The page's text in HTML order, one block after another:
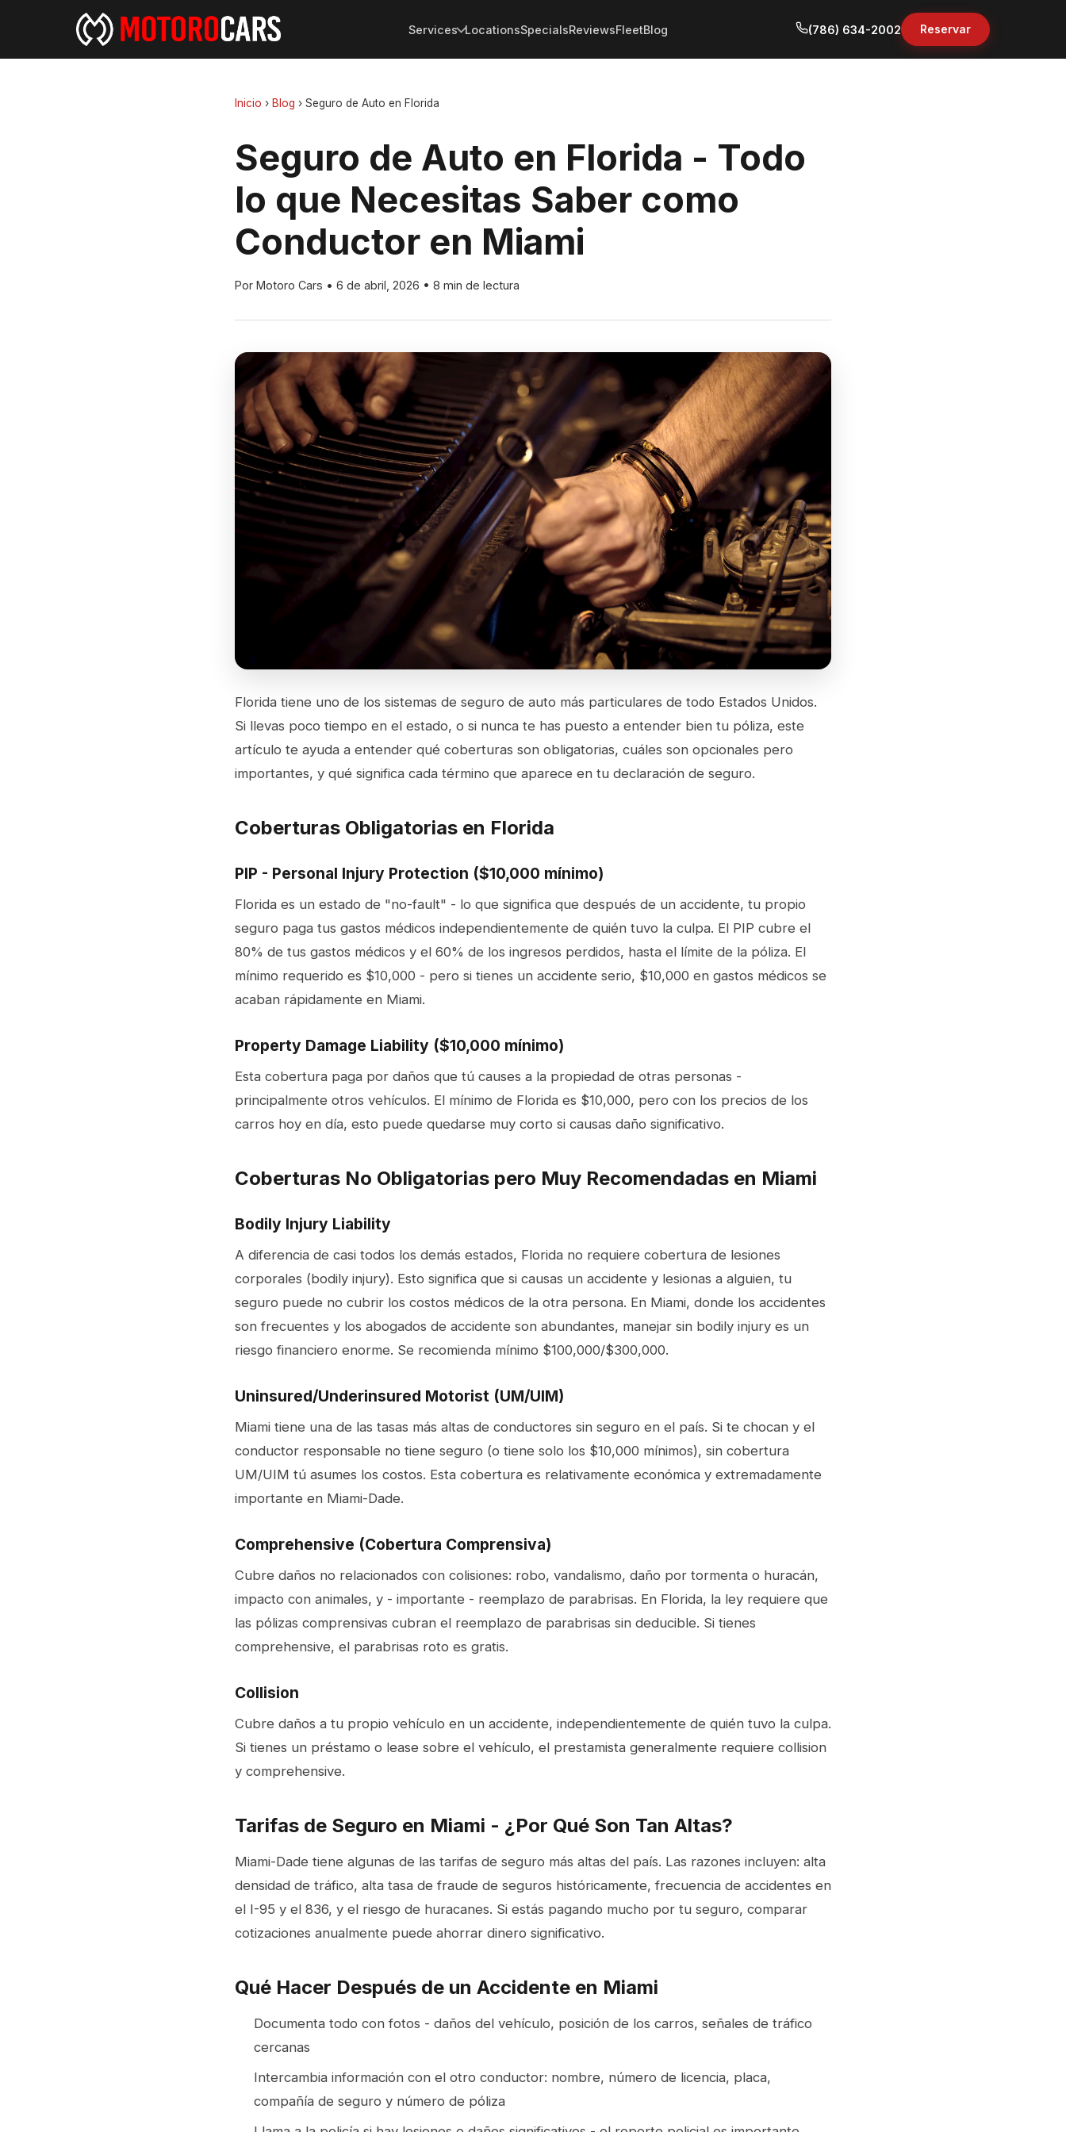
Services LocationsSpecialsReviewsFleetBlog (786) 634-2002 Reservar
Inicio › Blog › Seguro de Auto en Florida
Seguro de Auto en Florida - Todo
lo que Necesitas Saber como
Conductor en Miami
Por Motoro Cars • 6 de abril, 2026 • 8 min de lectura
Florida tiene uno de los sistemas de seguro de auto más particulares de todo Estados Unidos.
Si llevas poco tiempo en el estado, o si nunca te has puesto a entender bien tu póliza, este
artículo te ayuda a entender qué coberturas son obligatorias, cuáles son opcionales pero
importantes, y qué significa cada término que aparece en tu declaración de seguro.
Coberturas Obligatorias en Florida
PIP - Personal Injury Protection ($10,000 mínimo)
Florida es un estado de "no-fault" - lo que significa que después de un accidente, tu propio
seguro paga tus gastos médicos independientemente de quién tuvo la culpa. El PIP cubre el
80% de tus gastos médicos y el 60% de los ingresos perdidos, hasta el límite de la póliza. El
mínimo requerido es $10,000 - pero si tienes un accidente serio, $10,000 en gastos médicos se
acaban rápidamente en Miami.
Property Damage Liability ($10,000 mínimo)
Esta cobertura paga por daños que tú causes a la propiedad de otras personas -
principalmente otros vehículos. El mínimo de Florida es $10,000, pero con los precios de los
carros hoy en día, esto puede quedarse muy corto si causas daño significativo.
Coberturas No Obligatorias pero Muy Recomendadas en Miami
Bodily Injury Liability
A diferencia de casi todos los demás estados, Florida no requiere cobertura de lesiones
corporales (bodily injury). Esto significa que si causas un accidente y lesionas a alguien, tu
seguro puede no cubrir los costos médicos de la otra persona. En Miami, donde los accidentes
son frecuentes y los abogados de accidente son abundantes, manejar sin bodily injury es un
riesgo financiero enorme. Se recomienda mínimo $100,000/$300,000.
Uninsured/Underinsured Motorist (UM/UIM)
Miami tiene una de las tasas más altas de conductores sin seguro en el país. Si te chocan y el
conductor responsable no tiene seguro (o tiene solo los $10,000 mínimos), sin cobertura
UM/UIM tú asumes los costos. Esta cobertura es relativamente económica y extremadamente
importante en Miami-Dade.
Comprehensive (Cobertura Comprensiva)
Cubre daños no relacionados con colisiones: robo, vandalismo, daño por tormenta o huracán,
impacto con animales, y - importante - reemplazo de parabrisas. En Florida, la ley requiere que
las pólizas comprensivas cubran el reemplazo de parabrisas sin deducible. Si tienes
comprehensive, el parabrisas roto es gratis.
Collision
Cubre daños a tu propio vehículo en un accidente, independientemente de quién tuvo la culpa.
Si tienes un préstamo o lease sobre el vehículo, el prestamista generalmente requiere collision
y comprehensive.
Tarifas de Seguro en Miami - ¿Por Qué Son Tan Altas?
Miami-Dade tiene algunas de las tarifas de seguro más altas del país. Las razones incluyen: alta
densidad de tráfico, alta tasa de fraude de seguros históricamente, frecuencia de accidentes en
el I-95 y el 836, y el riesgo de huracanes. Si estás pagando mucho por tu seguro, comparar
cotizaciones anualmente puede ahorrar dinero significativo.
Qué Hacer Después de un Accidente en Miami
Documenta todo con fotos - daños del vehículo, posición de los carros, señales de tráfico
cercanas
Intercambia información con el otro conductor: nombre, número de licencia, placa,
compañía de seguro y número de póliza